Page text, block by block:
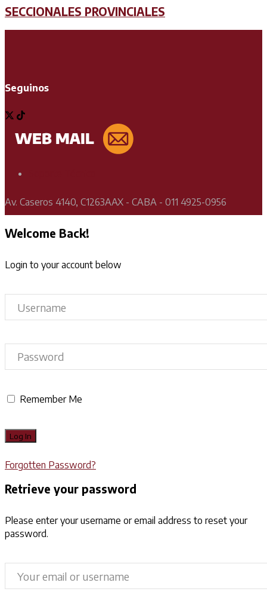
SECCIONALES PROVINCIALES
Seguinos
Av. Caseros 4140, C1263AAX - CABA - 011 4925-0956
Welcome Back!
Login to your account below
Remember Me
Forgotten Password?
Retrieve your password
Please enter your username or email address to reset your
password.